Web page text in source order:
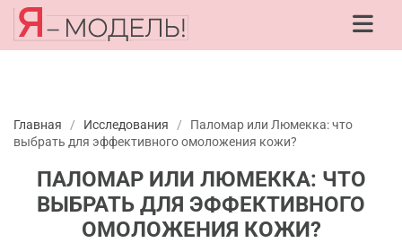
Главная / Исследования /
Паломар или Люмекка: что
выбрать для эффективного омоложения кожи?
ПАЛОМАР ИЛИ ЛЮМЕККА: ЧТО
ВЫБРАТЬ ДЛЯ ЭФФЕКТИВНОГО
ОМОЛОЖЕНИЯ КОЖИ?